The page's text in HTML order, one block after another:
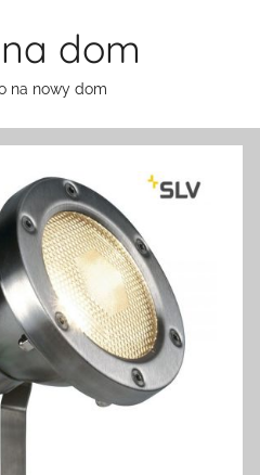
dom
na nowy dom